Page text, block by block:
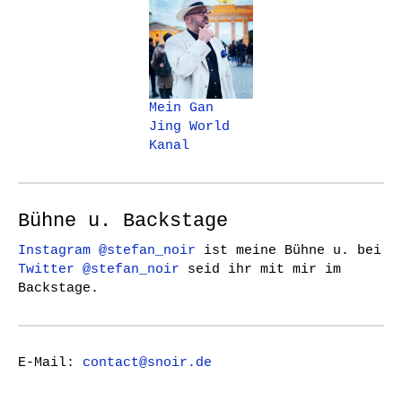
Mein Gan
Jing World
Kanal
Bühne u. Backstage
Instagram @stefan_noir ist meine Bühne u. bei
Twitter @stefan_noir seid ihr mit mir im
Backstage.
E-Mail: contact@snoir.de